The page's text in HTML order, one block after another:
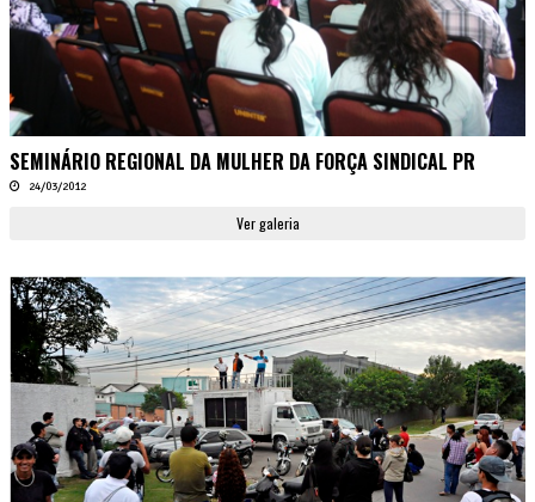
SEMINÁRIO REGIONAL DA MULHER DA FORÇA SINDICAL PR
24/03/2012
Ver galeria